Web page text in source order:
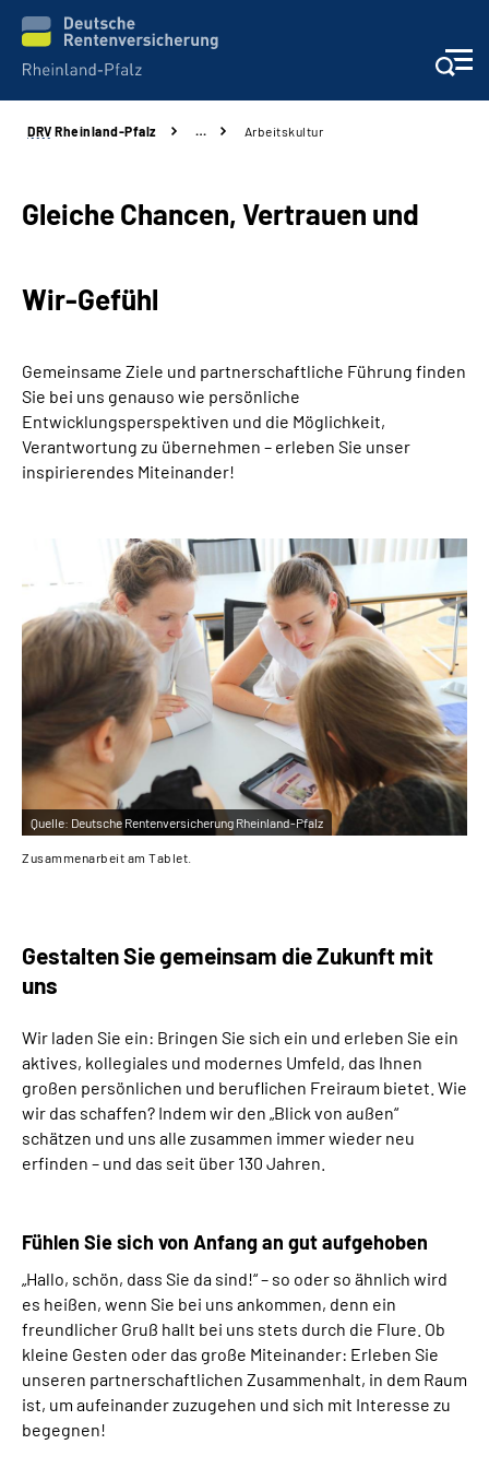
Unsere Leistungen
Beratung
Presse
Über uns
Leichte Sprache
Suche
Mein Kundenportal
DRV Rheinland-Pfalz … Arbeitskultur
Gleiche Chancen, Vertrauen und
Wir-Gefühl
Gemeinsame Ziele und partnerschaftliche Führung finden
Sie bei uns genauso wie persönliche
Entwicklungsperspektiven und die Möglichkeit,
Verantwortung zu übernehmen – erleben Sie unser
inspirierendes Miteinander!
Quelle: Deutsche Rentenversicherung Rheinland-Pfalz
Zusammenarbeit am Tablet.
Gestalten Sie gemeinsam die Zukunft mit
uns
Wir laden Sie ein: Bringen Sie sich ein und erleben Sie ein
aktives, kollegiales und modernes Umfeld, das Ihnen
großen persönlichen und beruflichen Freiraum bietet. Wie
wir das schaffen? Indem wir den „Blick von außen“
schätzen und uns alle zusammen immer wieder neu
erfinden – und das seit über 130 Jahren.
Fühlen Sie sich von Anfang an gut aufgehoben
„Hallo, schön, dass Sie da sind!“ – so oder so ähnlich wird
es heißen, wenn Sie bei uns ankommen, denn ein
freundlicher Gruß hallt bei uns stets durch die Flure. Ob
kleine Gesten oder das große Miteinander: Erleben Sie
unseren partnerschaftlichen Zusammenhalt, in dem Raum
ist, um aufeinander zuzugehen und sich mit Interesse zu
begegnen!